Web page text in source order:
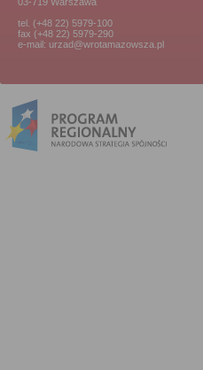
tel. (+48 22) 5979-100
fax (+48 22) 5979-290
e-mail: urzad@wrotamazowsza.pl